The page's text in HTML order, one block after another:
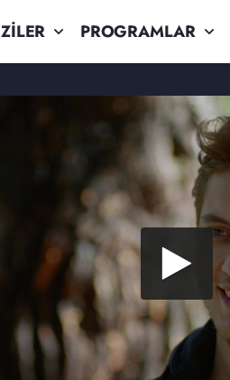
PROGRAMLAR